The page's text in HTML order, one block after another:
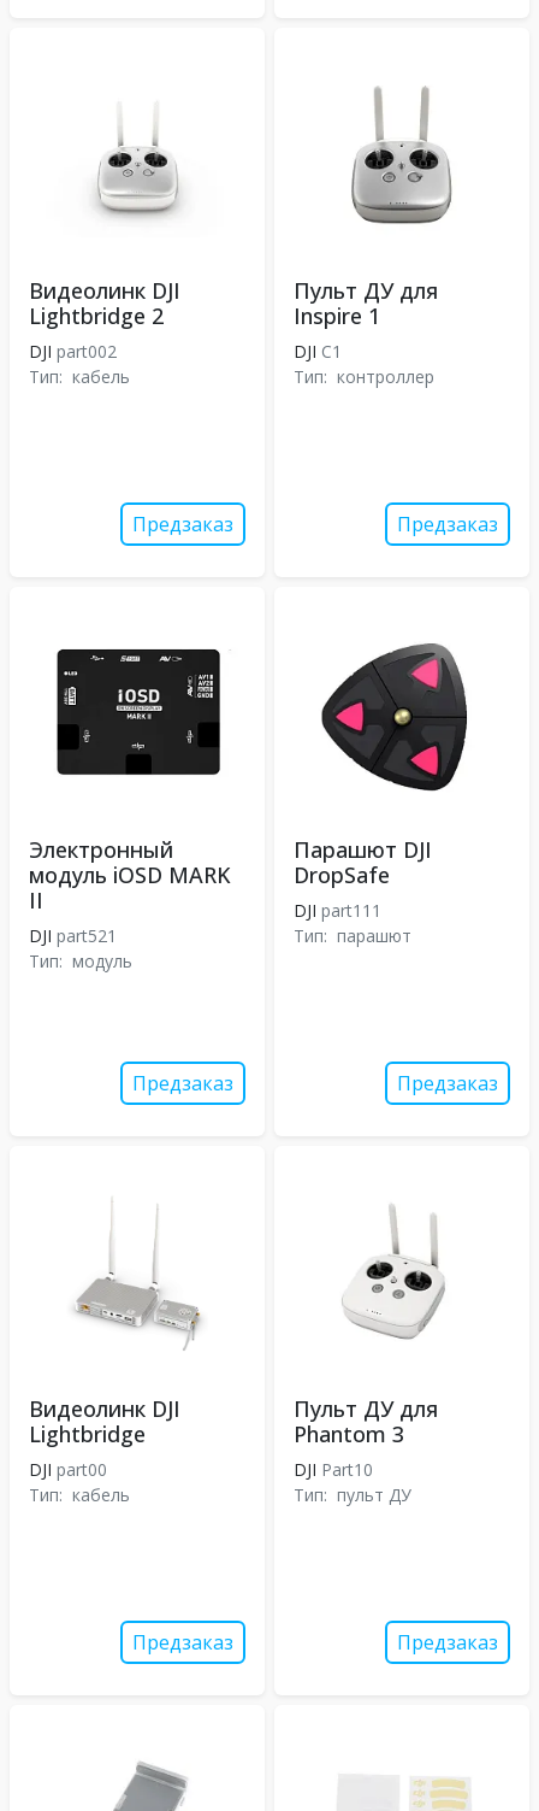
Видеолинк DJI
Lightbridge 2
DJI part002
Тип: кабель
Предзаказ
Пульт ДУ для
Inspire 1
DJI С1
Тип: контроллер
Предзаказ
Электронный
модуль iOSD MARK
II
DJI part521
Тип: модуль
Предзаказ
Парашют DJI
DropSafe
DJI part111
Тип: парашют
Предзаказ
Видеолинк DJI
Lightbridge
DJI part00
Тип: кабель
Предзаказ
Пульт ДУ для
Phantom 3
DJI Part10
Тип: пульт ДУ
Предзаказ